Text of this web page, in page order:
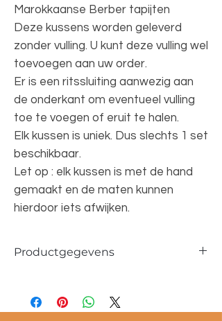
Marokkaanse Berber tapijten
Deze kussens worden geleverd
zonder vulling. U kunt deze vulling wel
toevoegen aan uw order.
Er is een ritssluiting aanwezig aan
de onderkant om eventueel vulling
toe te voegen of eruit te halen.
Elk kussen is uniek. Dus slechts 1 set
beschikbaar.
Let op : elk kussen is met de hand
gemaakt en de maten kunnen
hierdoor iets afwijken.
Productgegevens